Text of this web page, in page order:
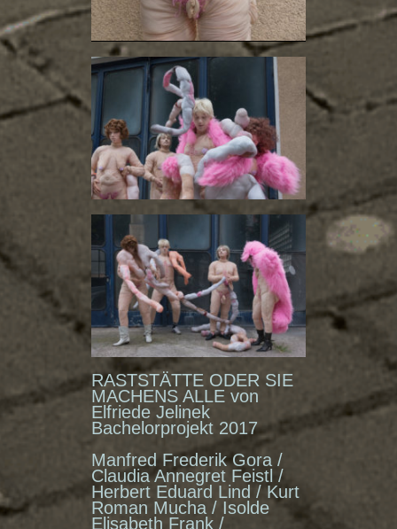
RASTSTÄTTE ODER SIE
MACHENS ALLE von
Elfriede Jelinek
Bachelorprojekt 2017­
Manfred Frederik Gora /
Claudia Annegret Feistl /
Herbert Eduard Lind / Kurt
Roman Mucha / Isolde
Elisabeth Frank /